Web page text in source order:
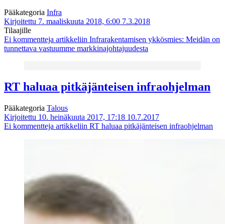
Pääkategoria Infra
Kirjoitettu 7. maaliskuuta 2018, 6:00 7.3.2018
Tilaajille
Ei kommentteja artikkeliin Infrarakentamisen ykkösmies: Meidän on
tunnettava vastuumme markkinajohtajuudesta
RT haluaa pitkäjänteisen infraohjelman
Pääkategoria Talous
Kirjoitettu 10. heinäkuuta 2017, 17:18 10.7.2017
Ei kommentteja artikkeliin RT haluaa pitkäjänteisen infraohjelman